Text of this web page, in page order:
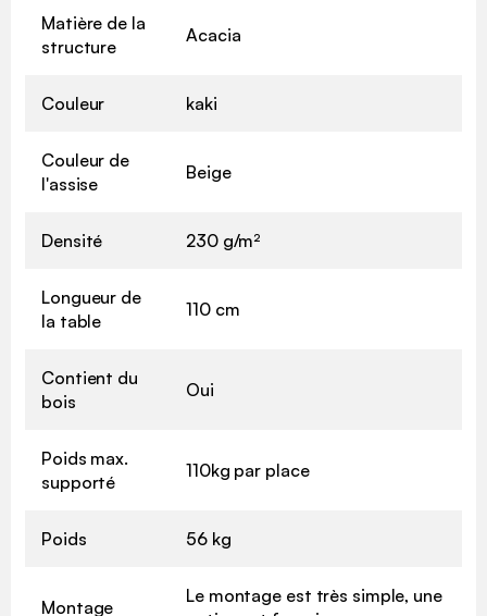
Matière de la
structure
Acacia
Couleur kaki
Couleur de
l'assise
Beige
Densité 230 g/m²
Longueur de
la table
110 cm
Contient du
bois
Oui
Poids max.
supporté
110kg par place
Poids 56 kg
Montage
Le montage est très simple, une